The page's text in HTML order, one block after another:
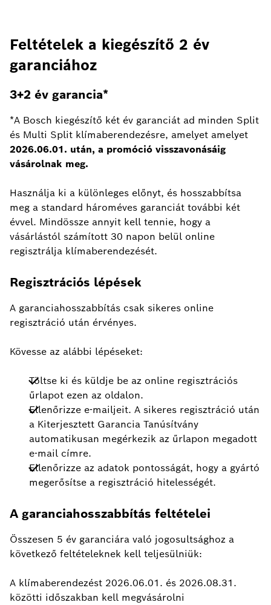
Feltételek a kiegészítő 2 év
garanciához
3+2 év garancia*
*A Bosch kiegészítő két év garanciát ad minden Split
és Multi Split klímaberendezésre, amelyet amelyet
2026.06.01. után, a promóció visszavonásáig
vásárolnak meg.
Használja ki a különleges előnyt, és hosszabbítsa
meg a standard hároméves garanciát további két
évvel. Mindössze annyit kell tennie, hogy a
vásárlástól számított 30 napon belül online
regisztrálja klímaberendezését.
Regisztrációs lépések
A garanciahosszabbítás csak sikeres online
regisztráció után érvényes.
Kövesse az alábbi lépéseket:
Töltse ki és küldje be az online regisztrációs
űrlapot ezen az oldalon.
Ellenőrizze e-mailjeit. A sikeres regisztráció után
a Kiterjesztett Garancia Tanúsítvány
automatikusan megérkezik az űrlapon megadott
e-mail címre.
Ellenőrizze az adatok pontosságát, hogy a gyártó
megerősítse a regisztráció hitelességét.
A garanciahosszabbítás feltételei
Összesen 5 év garanciára való jogosultsághoz a
következő feltételeknek kell teljesülniük:
A klímaberendezést 2026.06.01. és 2026.08.31.
közötti időszakban kell megvásárolni